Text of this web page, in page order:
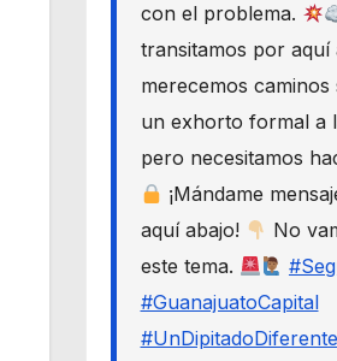
con el problema.
transitamos por aquí
merecemos caminos
un exhorto formal a
pero necesitamos
¡Mándame
aquí abajo!
No
este tema.
#GuanajuatoCapital
#UnDipitadoDiferente